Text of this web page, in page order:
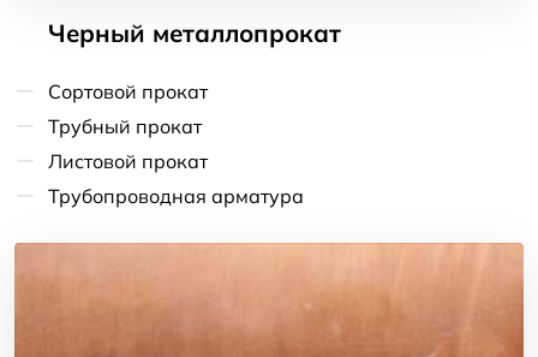
Черный металлопрокат
Сортовой прокат
Трубный прокат
Листовой прокат
Трубопроводная арматура